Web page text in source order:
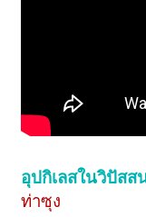
อุปกิเลสในวิปัส
ท่าซุง